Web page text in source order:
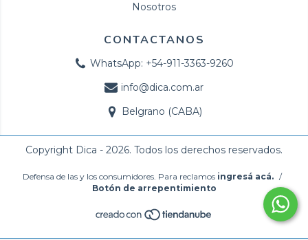
Nosotros
CONTACTANOS
WhatsApp: +54-911-3363-9260
info@dica.com.ar
Belgrano (CABA)
Copyright Dica - 2026. Todos los derechos reservados.
Defensa de las y los consumidores. Para reclamos ingresá acá. /
Botón de arrepentimiento